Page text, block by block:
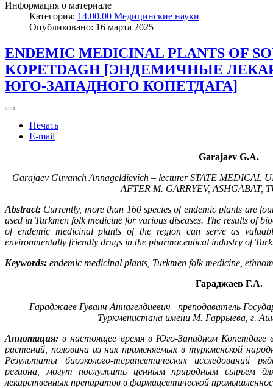
Информация о материале
Категория: 14.00.00 Медицинские науки
Опубликовано: 16 марта 2025
ENDEMIC MEDICINAL PLANTS OF
KOPETDAGH [ЭНДЕМИЧНЫЕ
ЮГО-ЗАПАДНОГО КОПЕТДАГА]
Печать
E-mail
Garajaev G.A.
Garajaev Guvanch Annageldievich – lecturerSTATE MEDICAL
AFTER M. GARRYEV, ASHGABAT,
Abstract: Currently, more than 160 species of endemic plants are
used in Turkmen folk medicine for various diseases. The results of
of endemic medicinal plants of the region can serve as
environmentally friendly drugs in the pharmaceutical industry of
Keywords: endemic medicinal plants, Turkmen folk medicine,
Гараджаев Г.А.
Гараджаев Гуванч Аннагелдиевич– преподаватель
Туркменистана имени М. Гаррыева, г.
Аннотация: в настоящее время в Юго-Западном Копетдаге
растений, половина из них применяемых в туркменской
Результаты биоэколого-терапевтических исследований
региона, могут послужить ценным природным сырьем
лекарственных препаратов в фармацевтической